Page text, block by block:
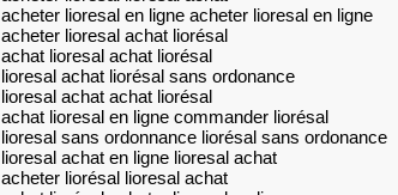
acheter lioresal en ligne acheter lioresal en ligne
acheter lioresal achat liorésal
achat lioresal achat liorésal
lioresal achat liorésal sans ordonance
lioresal achat achat liorésal
achat lioresal en ligne commander liorésal
lioresal sans ordonnance liorésal sans ordonance
lioresal achat en ligne lioresal achat
acheter liorésal lioresal achat